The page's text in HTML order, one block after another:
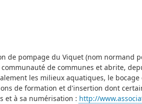
de pompage du Viquet (nom normand
de communes et abrite,
les milieux aquatiques, le
de formation et d'insertion dont
et à sa numérisation : http://